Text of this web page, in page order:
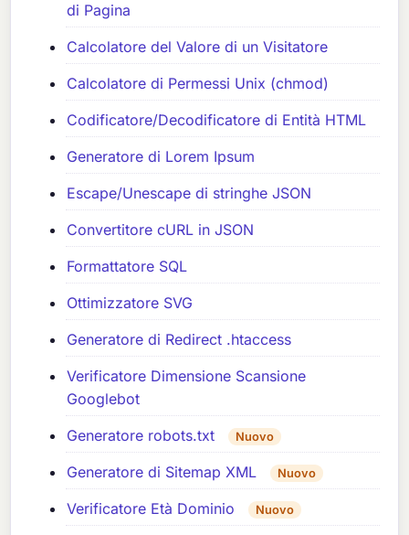
di Pagina
Calcolatore del Valore di un Visitatore
Calcolatore di Permessi Unix (chmod)
Codificatore/Decodificatore di Entità HTML
Generatore di Lorem Ipsum
Escape/Unescape di stringhe JSON
Convertitore cURL in JSON
Formattatore SQL
Ottimizzatore SVG
Generatore di Redirect .htaccess
Verificatore Dimensione Scansione
Googlebot
Generatore robots.txt
Nuovo
Generatore di Sitemap XML Nuovo
Verificatore Età Dominio Nuovo